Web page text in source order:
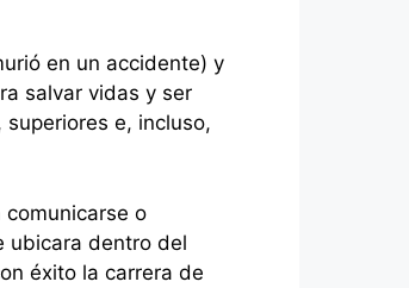
en un accidente) y
salvar vidas y ser
e, incluso,
o
ubicara dentro del
éxito la carrera de